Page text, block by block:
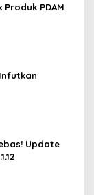
PDAM
Update